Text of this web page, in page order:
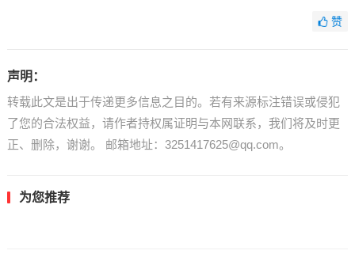
赞
声明：
转载此文是出于传递更多信息之目的。若有来源标注错误或侵犯
了您的合法权益，请作者持权属证明与本网联系，我们将及时更
正、删除，谢谢。 邮箱地址：3251417625@qq.com。
为您推荐